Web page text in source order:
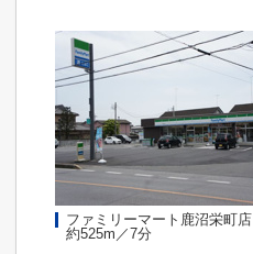
ファミリーマート鹿沼栄町店
約525m／7分